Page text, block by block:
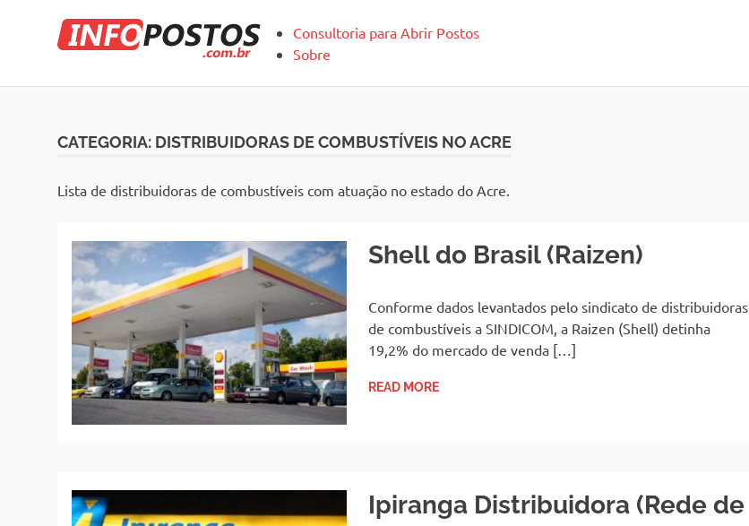
Infopostos
Consultoria para Abrir Postos
Sobre
CATEGORIA: DISTRIBUIDORAS DE COMBUSTÍVEIS NO ACRE
Lista de distribuidoras de combustíveis com atuação no estado do Acre.
Shell do Brasil (Raizen)
Conforme dados levantados pelo sindicato de distribuidoras
de combustíveis a SINDICOM, a Raizen (Shell) detinha
19,2% do mercado de venda […]
READ MORE
Ipiranga Distribuidora (Rede de